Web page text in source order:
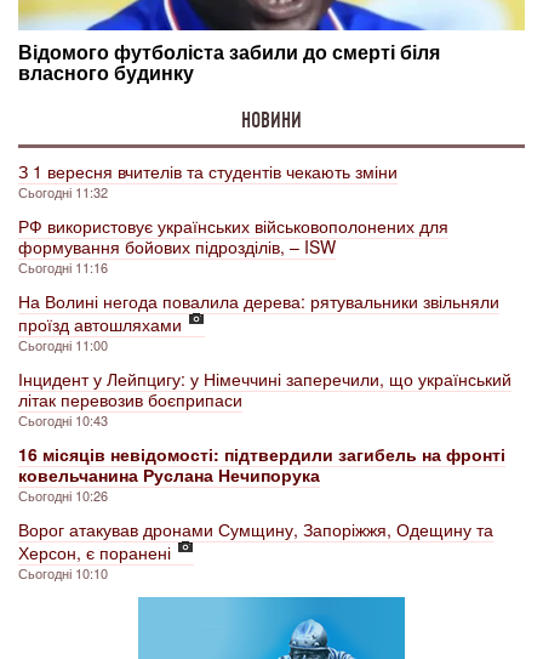
НОВИНИ
З 1 вересня вчителів та студентів чекають зміни
Сьогодні 11:32
РФ використовує українських військовополонених для
формування бойових підрозділів, – ISW
Сьогодні 11:16
На Волині негода повалила дерева: рятувальники звільняли
проїзд автошляхами
Сьогодні 11:00
Інцидент у Лейпцигу: у Німеччині заперечили, що український
літак перевозив боєприпаси
Сьогодні 10:43
16 місяців невідомості: підтвердили загибель на фронті
ковельчанина Руслана Нечипорука
Сьогодні 10:26
Ворог атакував дронами Сумщину, Запоріжжя, Одещину та
Херсон, є поранені
Сьогодні 10:10